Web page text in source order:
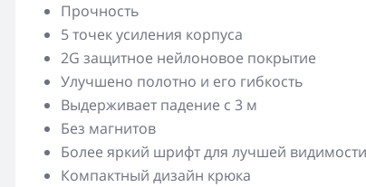
Прочность
5 точек усиления корпуса
2G защитное нейлоновое покрытие
Улучшено полотно и его гибкость
Выдерживает падение с 3 м
Без магнитов
Более яркий шрифт для лучшей видимости
Компактный дизайн крюка